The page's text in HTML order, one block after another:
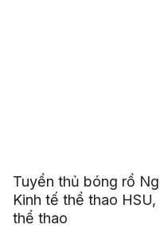
Tuyển thủ bóng rổ
Kinh tế thể thao
thể thao